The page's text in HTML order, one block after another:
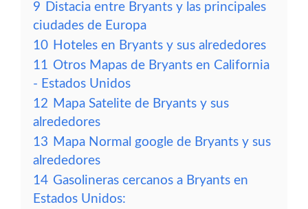
9 Distacia entre Bryants y las principales
ciudades de Europa
10 Hoteles en Bryants y sus alrededores
11 Otros Mapas de Bryants en California
- Estados Unidos
12 Mapa Satelite de Bryants y sus
alrededores
13 Mapa Normal google de Bryants y sus
alrededores
14 Gasolineras cercanos a Bryants en
Estados Unidos: